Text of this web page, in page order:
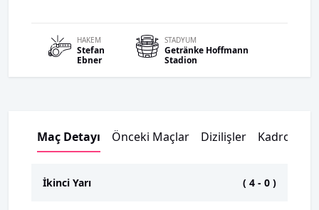
HAKEM
Stefan
Ebner
STADYUM
Getränke Hoffmann
Stadion
Maç Detayı Önceki Maçlar Dizilişler Kadrolar
İkinci Yarı ( 4 - 0 )